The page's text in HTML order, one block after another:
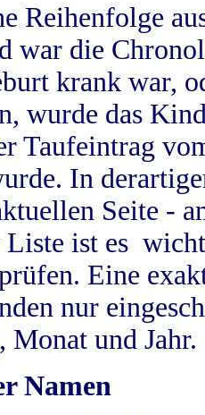
Reihenfolge
war die
krank war,
wurde das
Taufeintrag
In
Seite -
Liste ist es
Eine
nur
Monat und Jahr.
Namen